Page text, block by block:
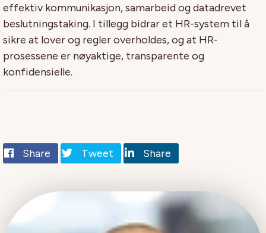
effektiv kommunikasjon, samarbeid og datadrevet
beslutningstaking. I tillegg bidrar et HR-system til å
sikre at lover og regler overholdes, og at HR-
prosessene er nøyaktige, transparente og
konfidensielle.
Share Tweet Share